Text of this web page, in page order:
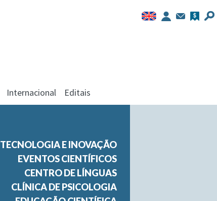
Internacional Editais
TECNOLOGIA E INOVAÇÃO
EVENTOS CIENTÍFICOS
CENTRO DE LÍNGUAS
CLÍNICA DE PSICOLOGIA